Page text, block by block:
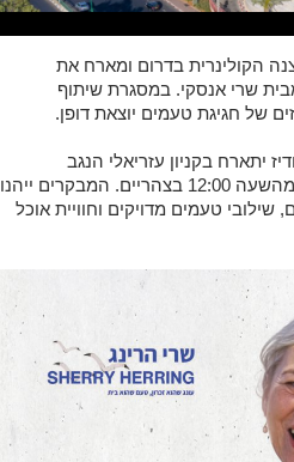
הקולינרית בדרום ומארח את
שרי אנסקי. במסגרת שיתוף
של חגיגת טעמים יוצאת דופן.
יתארח בקניון עזריאלי הנגב
בתאריכים 14–15 ביוני ו-28–29 ביוני, החל מהשעה 12:00 בצהריים. המבקרים ייהנו
טעמים מדויקים וחוויית אוכל